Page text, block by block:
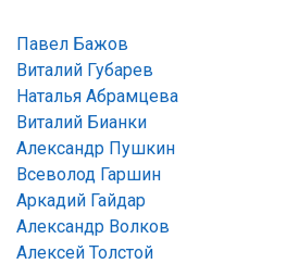
Павел Бажов
Виталий Губарев
Наталья Абрамцева
Виталий Бианки
Александр Пушкин
Всеволод Гаршин
Аркадий Гайдар
Александр Волков
Алексей Толстой